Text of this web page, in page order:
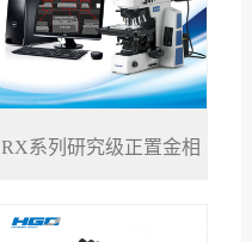
RX系列研究级正置金相
显微镜